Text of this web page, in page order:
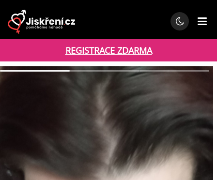
REGISTRACE ZDARMA